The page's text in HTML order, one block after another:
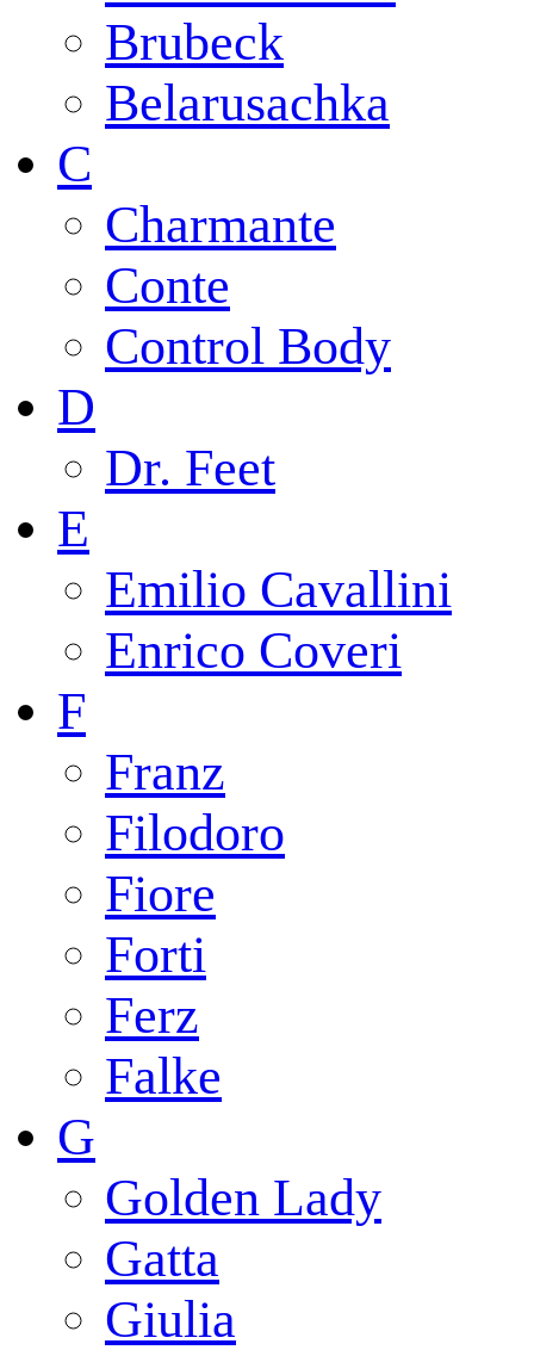
Brubeck
Belarusachka
C
Charmante
Conte
Control Body
D
Dr. Feet
E
Emilio Cavallini
Enrico Coveri
F
Franz
Filodoro
Fiore
Forti
Ferz
Falke
G
Golden Lady
Gatta
Giulia